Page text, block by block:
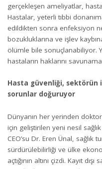
gerçekleşen ameliyatlar,
Hastalar, yeterli tıbbi
edildikten sonra enfeksiyon
bozukluklarına ve işlev
ölümle bile sonuçlanabiliyor.
hastaların haklarını
Hasta güvenliği, sektörün
sorunlar doğuruyor
Dünyanın her yerinden
için geliştirilen yeni nesil
CEO’su Dr. Eren Ünal, sağlık
sürdürülebilirliği ve ülke
açtığının altını çizdi. Kayıt